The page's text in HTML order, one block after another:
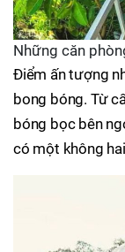
Những căn
Điểm ấn tượng
bong bóng. Từ
bóng bọc bên
có một không